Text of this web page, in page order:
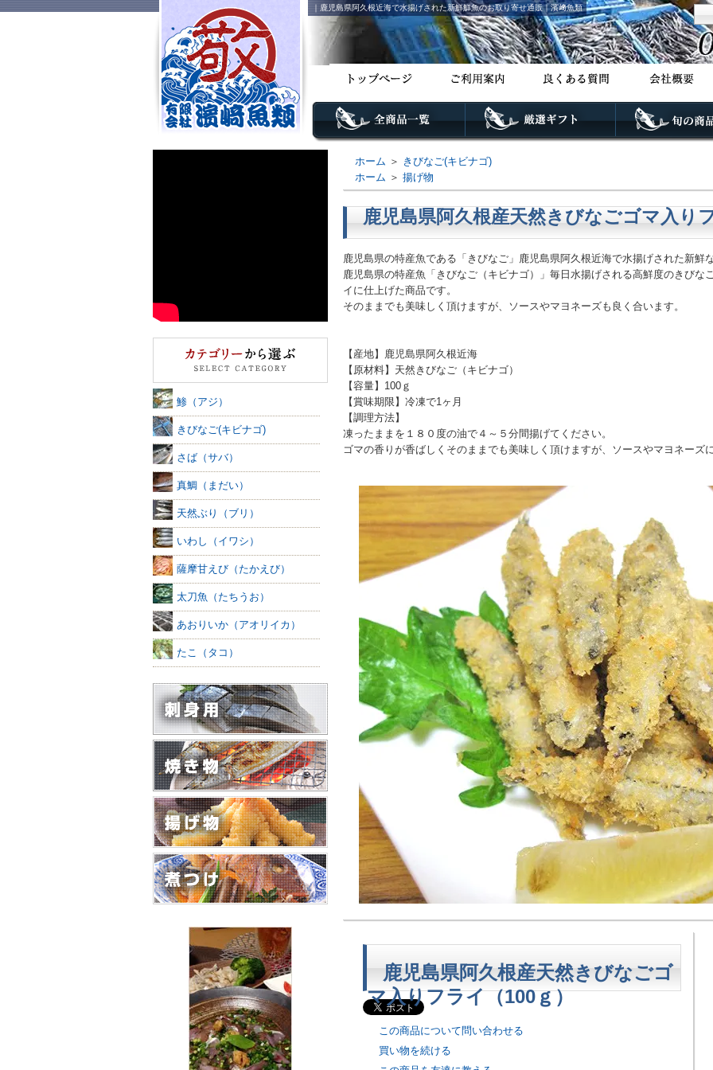
｜鹿児島県阿久根近海で水揚げされた新鮮鮮魚のお取り寄せ通販｜濱﨑魚類
ホーム ＞ きびなご(キビナゴ)
ホーム ＞ 揚げ物
鹿児島県阿久根産天然きびなごゴマ入り
鹿児島県の特産魚である「きびなご」鹿児島県阿久根近海で水揚げされた新鮮
鹿児島県の特産魚「きびなご（キビナゴ）」毎日水揚げされる高鮮度のきびな
イに仕上げた商品です。
そのままでも美味しく頂けますが、ソースやマヨネーズも良く合います。
【産地】鹿児島県阿久根近海
【原材料】天然きびなご（キビナゴ）
【容量】100ｇ
【賞味期限】冷凍で1ヶ月
【調理方法】
凍ったままを１８０度の油で４～５分間揚げてください。
ゴマの香りが香ばしくそのままでも美味しく頂けますが、ソースやマヨネーズ
鹿児島県阿久根産天然きびなごゴ
マ入りフライ（100ｇ）
この商品について問い合わせる
買い物を続ける
鯵（アジ）
きびなご(キビナゴ)
さば（サバ）
真鯛（まだい）
天然ぶり（ブリ）
いわし（イワシ）
薩摩甘えび（たかえび）
太刀魚（たちうお）
あおりいか（アオリイカ）
たこ（タコ）